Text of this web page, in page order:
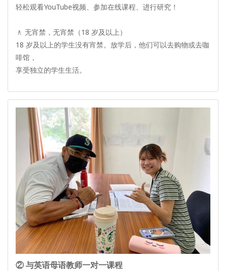
轻松观看YouTube视频、参加在线课程、进行研究！
🚶 无宵禁，无宵禁（18 岁及以上）
18 岁及以上的学生没有宵禁。放学后，他们可以去购物或去咖
啡馆，
享受独立的学生生活。
② 与英语母语教师一对一课程